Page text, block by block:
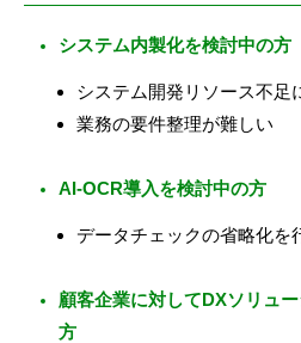
システム内製化を検討中の方
システム開発リソース不足
業務の要件整理が難しい
AI-OCR導入を検討中の方
データチェックの省略化を
顧客企業に対してDXソリュ
方